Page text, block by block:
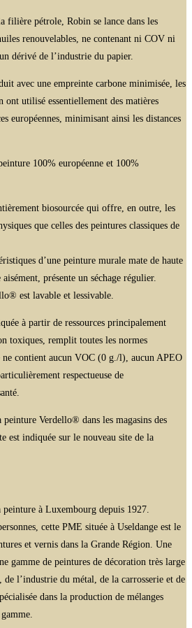
filière pétrole, Robin se lance dans les
renouvelables, ne contenant ni COV ni
dérivé de l’industrie du papier.
avec une empreinte carbone minimisée, les
ont utilisé essentiellement des matières
européennes, minimisant ainsi les distances
100% européenne et 100%
biosourcée qui offre, en outre, les
que celles des peintures classiques de
d’une peinture murale mate de haute
présente un séchage régulier.
est lavable et lessivable.
à partir de ressources principalement
toxiques, remplit toutes les normes
contient aucun VOC (0 g./l), aucun APEO
respectueuse de
Verdello® dans les magasins des
est indiquée sur le nouveau site de la
à Luxembourg depuis 1927.
cette PME située à Useldange est le
et vernis dans la Grande Région. Une
gamme de peintures de décoration très large
de l’industrie du métal, de la carrosserie et de
dans la production de mélanges